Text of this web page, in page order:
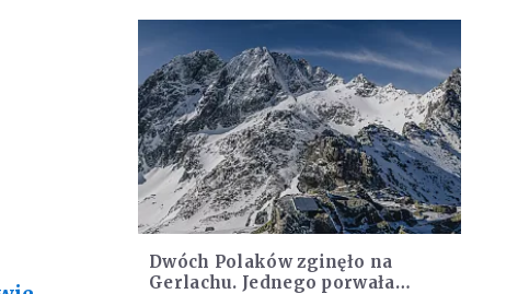
Dwóch Polaków zginęło na
Gerlachu. Jednego porwała